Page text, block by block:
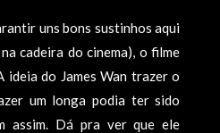
uns bons sustinhos aqui
cadeira do cinema), o filme
ideia do James Wan trazer o
um longa podia ter sido
assim. Dá pra ver que ele